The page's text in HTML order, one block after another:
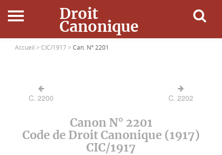
Droit
Canonique
Accueil
Ressources
Accueil > CIC/1917 > Can. N° 2201
C. 2200 C. 2202
Canon N° 2201
Code de Droit Canonique (1917)
CIC/1917